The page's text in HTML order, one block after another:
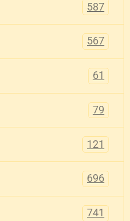
587
567
61
79
121
696
741